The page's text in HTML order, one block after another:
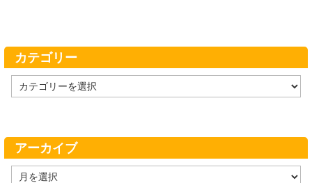
カテゴリー
テ
ー
アーカイブ